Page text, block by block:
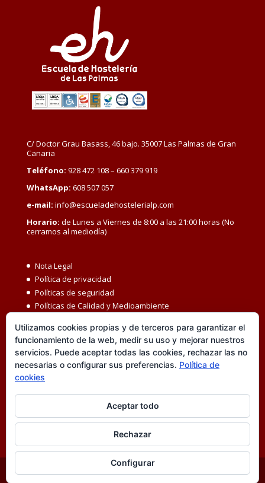
C/ Doctor Grau Basass, 46 bajo. 35007 Las Palmas de Gran
Canaria
Teléfono: 928 472 108 – 660 379 919
WhatsApp: 608 507 057
e-mail: info@escueladehostelerialp.com
Horario: de Lunes a Viernes de 8:00 a las 21:00 horas (No
cerramos al mediodía)
Nota Legal
Política de privacidad
Políticas de seguridad
Políticas de Calidad y Medioambiente
Igualdad MBC
Código ético
Transparencia
Política de cookies
Utilizamos cookies propias y de terceros para garantizar el
funcionamiento de la web, medir su uso y mejorar nuestros
servicios. Puede aceptar todas las cookies, rechazar las no
necesarias o configurar sus preferencias. Política de
cookies
Aceptar todo
Rechazar
Configurar